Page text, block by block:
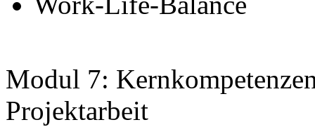
Modul 7:
Projektarbeit